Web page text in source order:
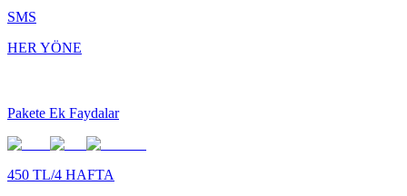
SMS
HER YÖNE
Pakete Ek Faydalar
450 TL/4 HAFTA